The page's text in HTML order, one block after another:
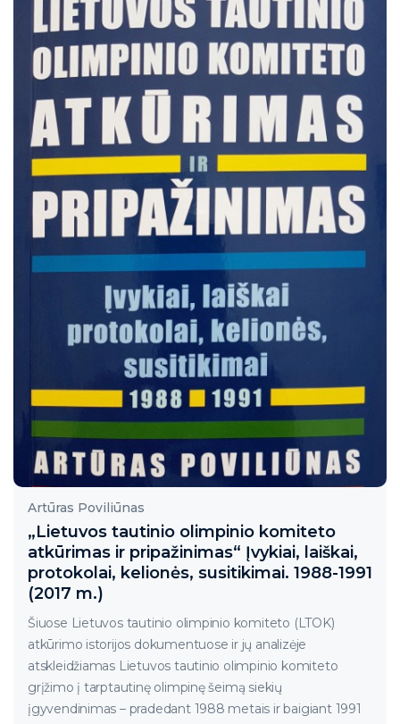
Artūras Poviliūnas
„Lietuvos tautinio olimpinio komiteto
atkūrimas ir pripažinimas“ Įvykiai, laiškai,
protokolai, kelionės, susitikimai. 1988-1991
(2017 m.)
Šiuose Lietuvos tautinio olimpinio komiteto (LTOK)
atkūrimo istorijos dokumentuose ir jų analizėje
atskleidžiamas Lietuvos tautinio olimpinio komiteto
grįžimo į tarptautinę olimpinę šeimą siekių
įgyvendinimas – pradedant 1988 metais ir baigiant 1991